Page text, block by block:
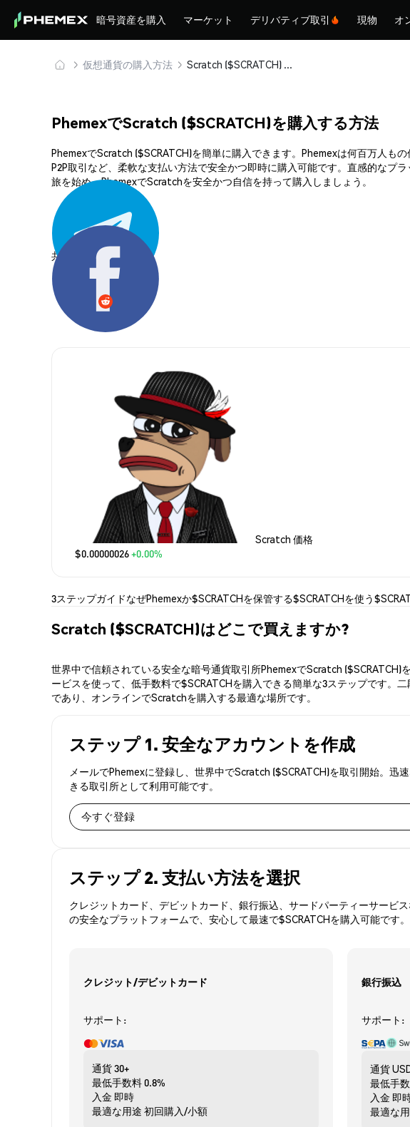
暗号資産を購入 マーケット デリバティブ取引 現物 オ
仮想通貨の購入方法 Scratch ($SCRATCH) を安全に購入・保管
PhemexでScratch ($SCRATCH)を購入する方法
PhemexでScratch ($SCRATCH)を簡単に購入できます。Phemexは何百万人も
P2P取引など、柔軟な支払い方法で安全かつ即時に購入可能です。直感的なプ
旅を始め、PhemexでScratchを安全かつ自信を持って購入しましょう。
共有する:
Scratch 価格
$0.00000026+0.00%
3ステップガイドなぜPhemexか$SCRATCHを保管する$SCRATCHを使う
Scratch ($SCRATCH)はどこで買えますか?
世界中で信頼されている安全な暗号通貨取引所PhemexでScratch
ービスを使って、低手数料で$SCRATCHを購入できる簡単な3ステップです。
であり、オンラインでScratchを購入する最適な場所です。
ステップ 1. 安全なアカウントを作成
メールでPhemexに登録し、世界中でScratch ($SCRATCH)を取引開始。
きる取引所として利用可能です。
今すぐ登録
ステップ 2. 支払い方法を選択
クレジットカード、デビットカード、銀行振込、サードパーティーサービ
の安全なプラットフォームで、安心して最速で$SCRATCHを購入可能です。
クレジット/デビットカード
サポート:
通貨30+
最低手数料0.8%
入金 即時
最適な用途 初回購入/小額
銀行振込
サポート:
通貨
最低手
入金 即
最適な